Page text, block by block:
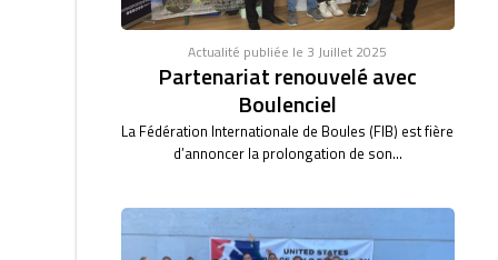
Actualité publiée le 3 Juillet 2025
Partenariat renouvelé avec
Boulenciel
La Fédération Internationale de Boules (FIB) est fière
d’annoncer la prolongation de son...